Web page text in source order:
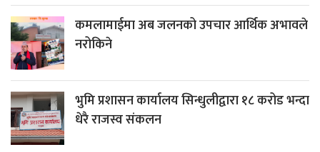
कमलामाईमा अब जलनको उपचार आर्थिक अभावले
नरोकिने
भुमि प्रशासन कार्यालय सिन्धुलीद्वारा १८ करोड भन्दा
धेरै राजस्व संकलन